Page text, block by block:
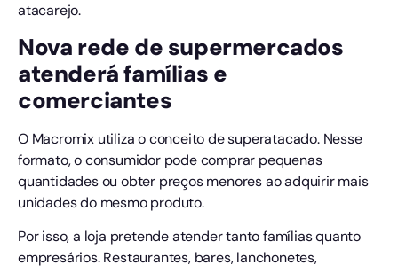
atacarejo.
Nova rede de supermercados
atenderá famílias e
comerciantes
O Macromix utiliza o conceito de superatacado. Nesse
formato, o consumidor pode comprar pequenas
quantidades ou obter preços menores ao adquirir mais
unidades do mesmo produto.
Por isso, a loja pretende atender tanto famílias quanto
empresários. Restaurantes, bares, lanchonetes,